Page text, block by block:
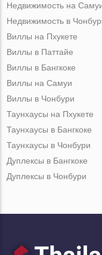
Недвижимость на
Недвижимость в
Виллы на Пхукете
Виллы в Паттайе
Виллы в Бангкоке
Виллы на Самуи
Виллы в Чонбури
Таунхаусы на Пхукете
Таунхаусы в Бангкоке
Таунхаусы в Чонбури
Дуплексы в Бангкоке
Дуплексы в Чонбури